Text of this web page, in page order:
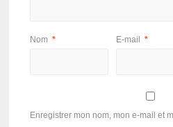
Nom * E-mail *
Enregistrer mon nom, mon e-mail et